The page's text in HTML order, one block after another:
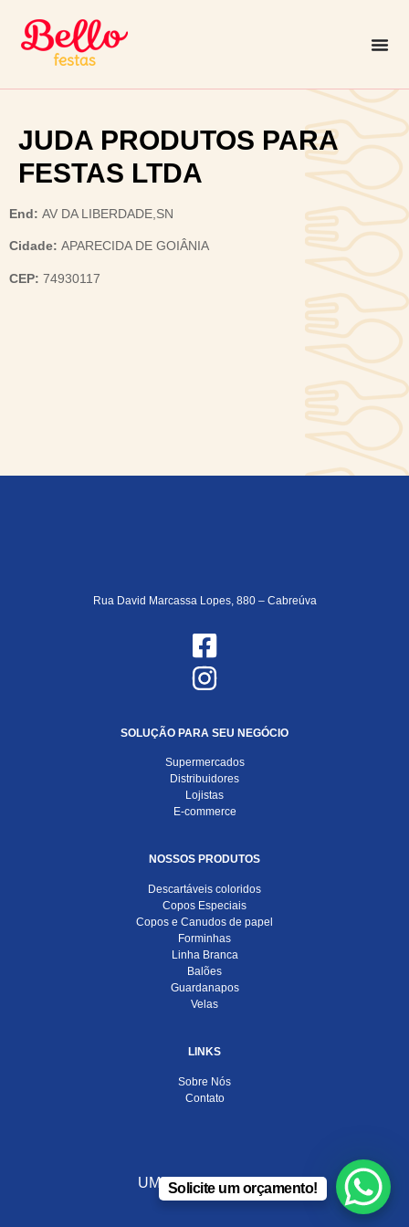
JUDA PRODUTOS PARA
FESTAS LTDA
End: AV DA LIBERDADE,SN
Cidade: APARECIDA DE GOIÂNIA
CEP: 74930117
Rua David Marcassa Lopes, 880 – Cabreúva
SOLUÇÃO PARA SEU NEGÓCIO
Supermercados
Distribuidores
Lojistas
E-commerce
NOSSOS PRODUTOS
Descartáveis coloridos
Copos Especiais
Copos e Canudos de papel
Forminhas
Linha Branca
Balões
Guardanapos
Velas
LINKS
Sobre Nós
Contato
UMA EMPRESA DO
Solicite um orçamento!